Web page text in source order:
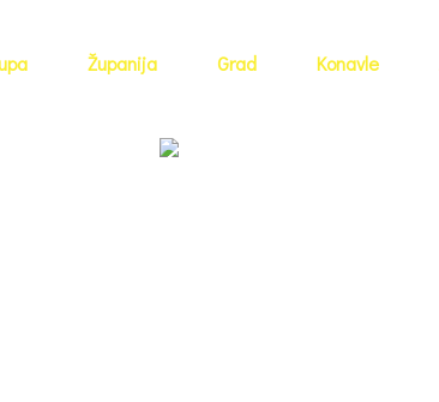
Županija Grad Konavle